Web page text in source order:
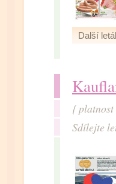
Další
{
Sdílejte